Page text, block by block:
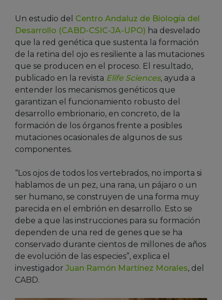
Un estudio del Centro Andaluz de Biología del
Desarrollo (CABD-CSIC-JA-UPO) ha desvelado
que la red genética que sustenta la formación
de la retina del ojo es resiliente a las mutaciones
que se producen en el proceso. El resultado,
publicado en la revista Elife Sciences, ayuda a
entender los mecanismos genéticos que
garantizan el funcionamiento robusto del
desarrollo embrionario, en concreto, de la
formación de los órganos frente a posibles
mutaciones ocasionales de algunos de sus
componentes.
“Los ojos de todos los vertebrados, no importa si
hablamos de un pez, una rana, un pájaro o un
ser humano, se construyen de una forma muy
parecida en el embrión en desarrollo. Esto se
debe a que las instrucciones para su formación
dependen de una red de genes que se ha
conservado durante cientos de millones de años
de evolución de las especies”, explica el
investigador Juan Ramón Martínez Morales, del
CABD.